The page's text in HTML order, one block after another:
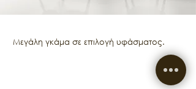
Μεγάλη γκάμα σε επιλογή υφάσματος.